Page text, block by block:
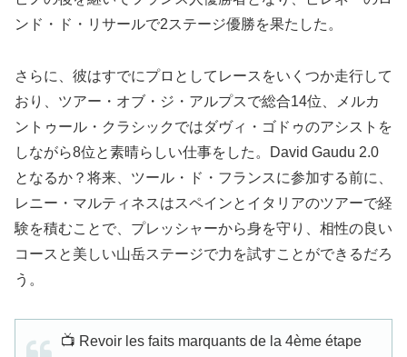
ンド・ド・リサールで2ステージ優勝を果たした。
さらに、彼はすでにプロとしてレースをいくつか走行して
おり、ツアー・オブ・ジ・アルプスで総合14位、メルカ
ントゥール・クラシックではダヴィ・ゴドゥのアシストを
しながら8位と素晴らしい仕事をした。David Gaudu 2.0
となるか？将来、ツール・ド・フランスに参加する前に、
レニー・マルティネスはスペインとイタリアのツアーで経
験を積むことで、プレッシャーから身を守り、相性の良い
コースと美しい山岳ステージで力を試すことができるだろ
う。
📺 Revoir les faits marquants de la 4ème étape